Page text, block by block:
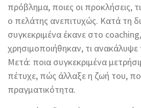
πρόβλημα, ποιες οι προκλήσεις,
ο πελάτης ανεπιτυχώς. Κατά τη
συγκεκριμένα έκανε στο coaching,
χρησιμοποιήθηκαν, τι ανακάλυψε
Μετά: ποια συγκεκριμένα
πέτυχε, πώς άλλαξε η ζωή του,
πραγματικότητα.